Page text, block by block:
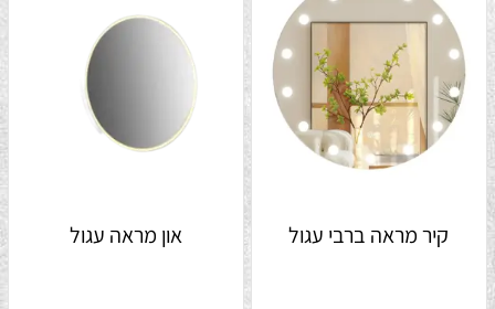
קיר מראה ברבי עגול און מראה עגול